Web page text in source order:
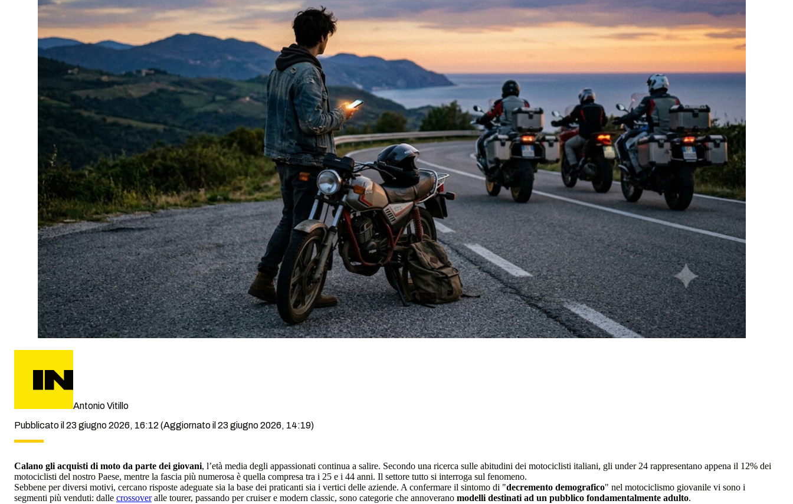
Antonio Vitillo
Pubblicato il 23 giugno 2026, 16:12(Aggiornato il 23 giugno 2026, 14:19)
Calano gli acquisti di moto da parte dei giovani, l’età media degli appassionati continua a salire. Secondo una ricerca sulle abitudini dei motociclisti italiani, gli under 24 rappresentano appena il 12% dei
motociclisti del nostro Paese, mentre la fascia più numerosa è quella compresa tra i 25 e i 44 anni. Il settore tutto si interroga sul fenomeno.
Sebbene per diversi motivi, cercano risposte adeguate sia la base dei praticanti sia i vertici delle aziende. A confermare il sintomo di "decremento demografico" nel motociclismo giovanile vi sono i
segmenti più venduti: dalle crossoveralle tourer, passando per cruiser e modern classic, sono categorie che annoverano modelli destinati ad un pubblico fondamentalmente adulto.